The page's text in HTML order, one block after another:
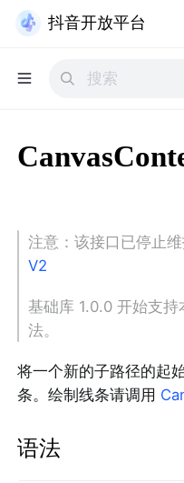
抖音开放平台
注意：该接口已停止
V2
基础库 1.0.0 开始支
法。
将一个新的子路径的起
条。绘制线条请调用
语法